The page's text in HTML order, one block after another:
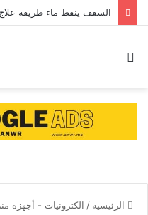
السقف ينقط ماء طريقة
الرئيسية / الكترونيات - أجهزة